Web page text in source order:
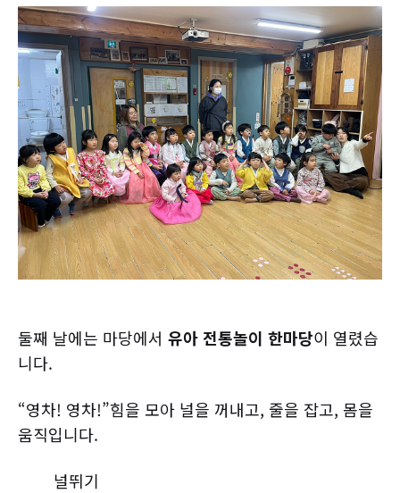
둘째 날에는 마당에서 유아 전통놀이 한마당이 열렸습
니다.
“영차! 영차!”힘을 모아 널을 꺼내고, 줄을 잡고, 몸을
움직입니다.
널뛰기